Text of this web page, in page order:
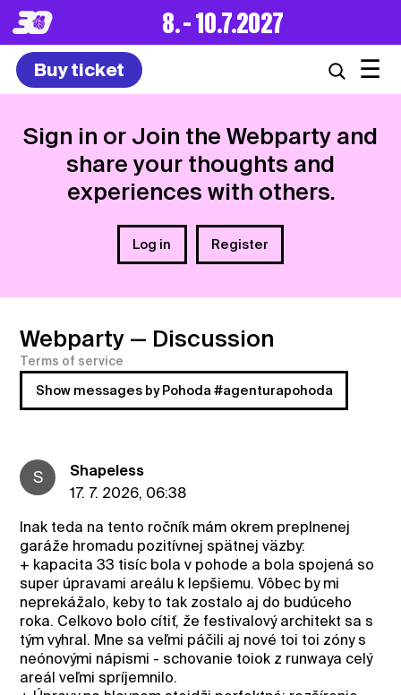
8. – 10.7.2027
Buy ticket ☰
Sign in or Join the Webparty and
share your thoughts and
experiences with others.
Log in Register
Webparty — Discussion
Terms of service
Show messages by Pohoda #agenturapohoda
S
ShapeIess
17. 7. 2026, 06:38
Inak teda na tento ročník mám okrem preplnenej
garáže hromadu pozitívnej spätnej väzby:
+ kapacita 33 tisíc bola v pohode a bola spojená so
super úpravami areálu k lepšiemu. Vôbec by mi
neprekážalo, keby to tak zostalo aj do budúceho
roka. Celkovo bolo cítiť, že festivalový architekt sa s
tým vyhral. Mne sa veľmi páčili aj nové toi toi zóny s
neónovými nápismi - schovanie toiok z runwaya celý
areál veľmi spríjemnilo.